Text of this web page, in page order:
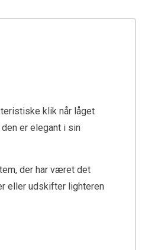
klik når låget
er elegant i sin
der har været det
eller udskifter lighteren